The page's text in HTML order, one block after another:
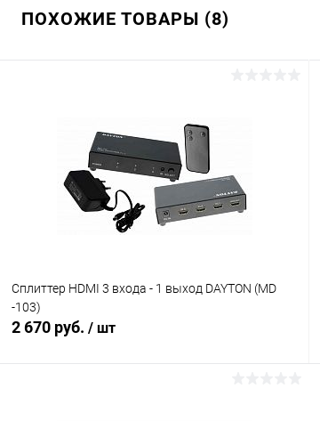
ПОХОЖИЕ ТОВАРЫ (8)
Сплиттер HDMI 3 входа - 1 выход DAYTON (MD
-103)
2 670 руб. / шт